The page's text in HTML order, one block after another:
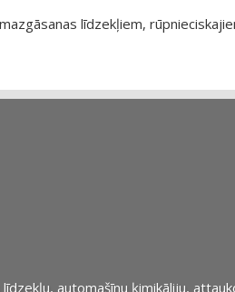
līdzekļiem,
automašīnu ķimikāliju,